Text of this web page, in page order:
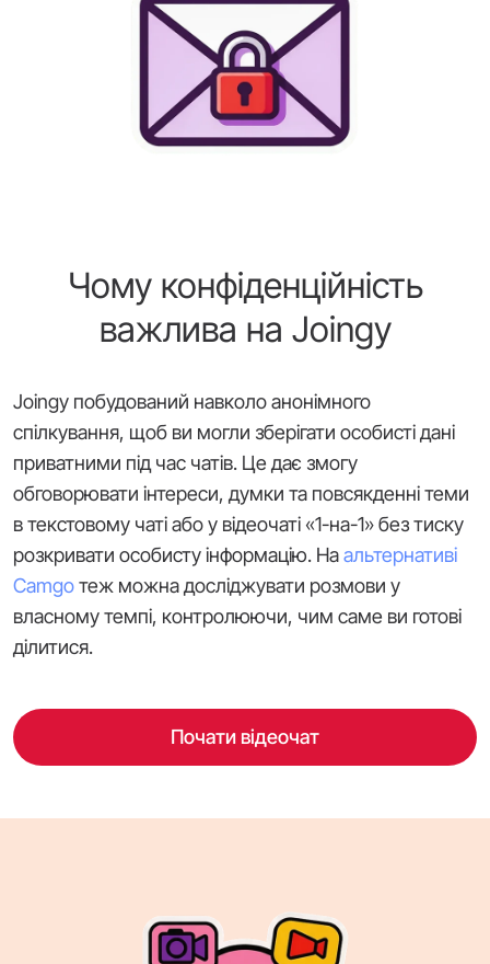
Чому конфіденційність
важлива на Joingy
Joingy побудований навколо анонімного
спілкування, щоб ви могли зберігати особисті дані
приватними під час чатів. Це дає змогу
обговорювати інтереси, думки та повсякденні теми
в текстовому чаті або у відеочаті «1-на-1» без тиску
розкривати особисту інформацію. Наальтернативі
Camgoтеж можна досліджувати розмови у
власному темпі, контролюючи, чим саме ви готові
ділитися.
Почати відеочат